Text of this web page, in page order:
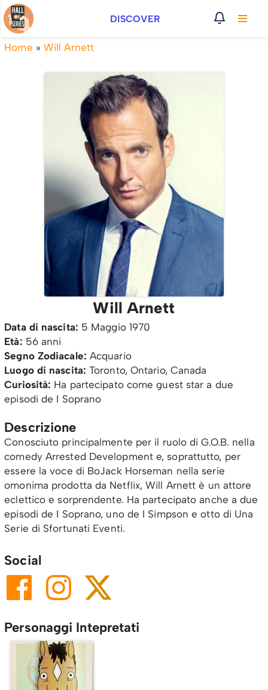
Vai
al
DISCOVER
Home » Will Arnett
Will Arnett
Data di nascita: 5 Maggio 1970
Età: 56 anni
Segno Zodiacale: Acquario
Luogo di nascita:Toronto, Ontario, Canada
Curiosità: Ha partecipato come guest star a due
episodi de I Soprano
Descrizione
Conosciuto principalmente per il ruolo di G.O.B. nella
comedy Arrested Development e, soprattutto, per
essere la voce di BoJack Horseman nella serie
omonima prodotta da Netflix, Will Arnett è un attore
eclettico e sorprendente. Ha partecipato anche a due
episodi de I Soprano, uno de I Simpson e otto di Una
Serie di Sfortunati Eventi.
Social
Personaggi Intepretati